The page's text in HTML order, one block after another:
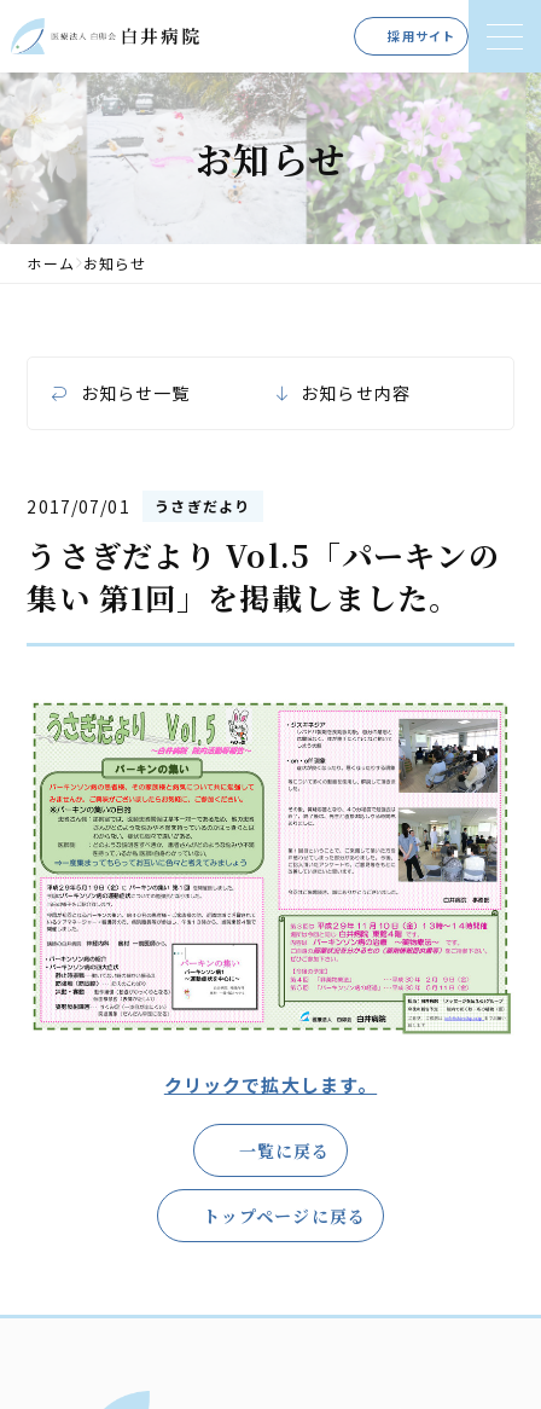
採用サイト
お知らせ
ホーム お知らせ
お知らせ一覧 お知らせ内容
2017/07/01 うさぎだより
うさぎだより Vol.5「パーキンの
集い 第1回」を掲載しました。
クリックで拡大します。
一覧に戻る
トップページに戻る